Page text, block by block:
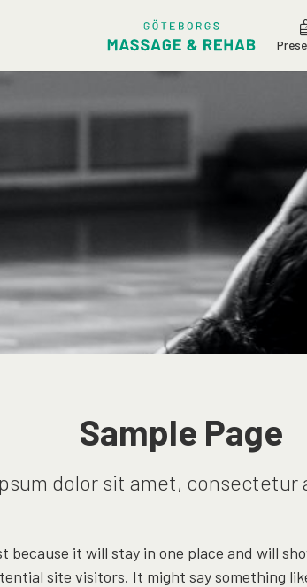
Sample Page
dolor sit amet, consectetur
because it will stay in one place and will
site visitors. It might say something